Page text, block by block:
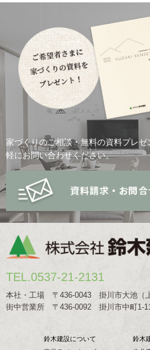
家づくりのご相談・無料の資料プレ
軽にお問い合わせください。
TEL.0537-21-2131
本社・工場 〒436-0043 掛川市大池（
街中営業所 〒436-0092 掛川市中町1-
鈴木建設について
鈴木